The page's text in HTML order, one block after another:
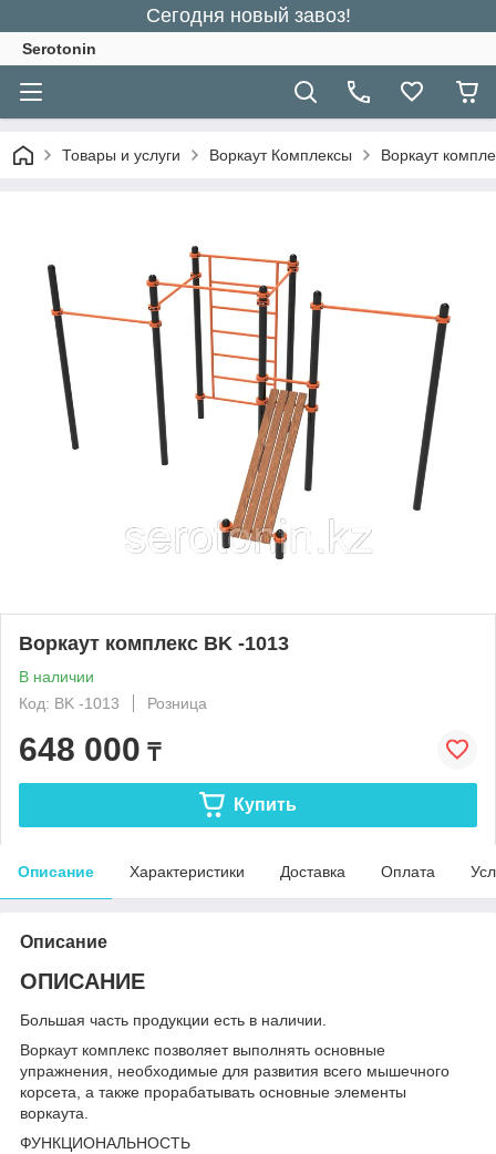
Сегодня новый завоз!
Serotonin
Товары и услуги Воркаут Комплексы Воркаут
Воркаут комплекс BK -1013
В наличии
Код: BK -1013
Розница
648 000 ₸
Купить
Описание Характеристики Доставка Оплата
Описание
ОПИСАНИЕ
Большая часть продукции есть в наличии.
Воркаут комплекс позволяет выполнять основные
упражнения, необходимые для развития всего мышечного
корсета, а также прорабатывать основные элементы
воркаута.
ФУНКЦИОНАЛЬНОСТЬ